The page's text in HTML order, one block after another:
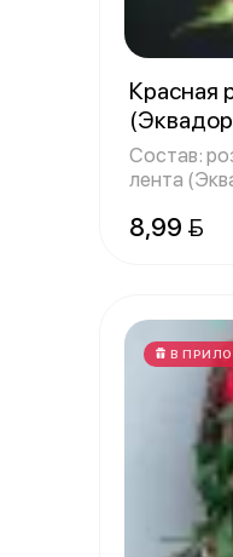
Красная
Состав:
лента
8,99 
В